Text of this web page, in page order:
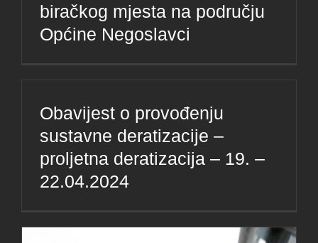
biračkog mjesta na području
Općine Negoslavci
Obavijest o provođenju
sustavne deratizacije –
proljetna deratizacija – 19. –
22.04.2024